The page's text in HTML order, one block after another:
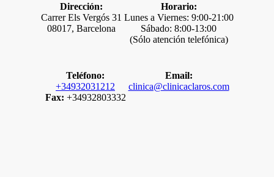
Dirección:
Carrer Els Vergós 31
08017, Barcelona
Horario:
Lunes a Viernes: 9:00-21:00
Sábado: 8:00-13:00
(Sólo atención telefónica)
Teléfono:
+34932031212
Fax: +34932803332
Email:
clinica@clinicaclaros.com